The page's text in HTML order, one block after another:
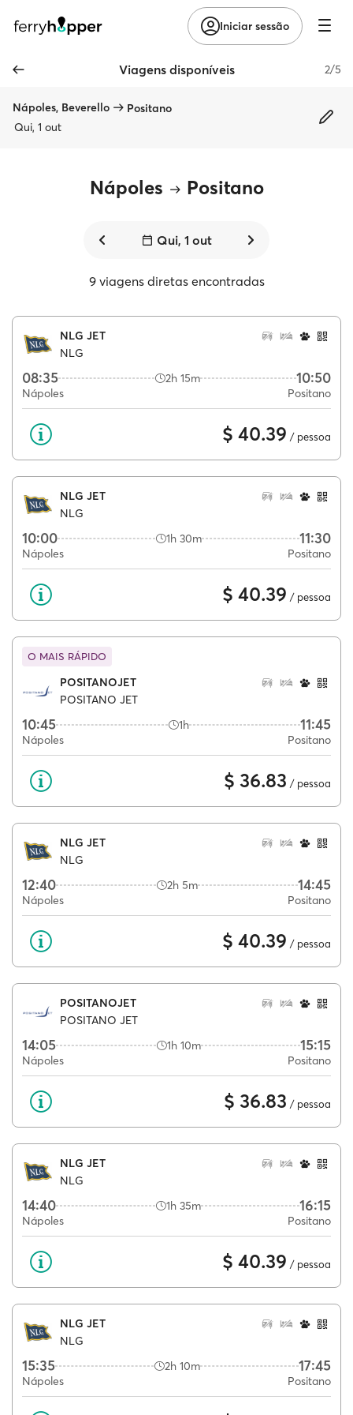
Iniciar sessão
Viagens disponíveis 2/5
Nápoles, Beverello
Positano
Qui, 1 out
Nápoles Positano
Qui, 1 out
9 viagens diretas encontradas
NLG JET
NLG
08:35 2h 15m 10:50
Nápoles Positano
$ 40.39 / pessoa
NLG JET
NLG
10:00 1h 30m 11:30
Nápoles Positano
$ 40.39 / pessoa
O MAIS RÁPIDO
POSITANOJET
POSITANO JET
10:45 1h 11:45
Nápoles Positano
$ 36.83 / pessoa
NLG JET
NLG
12:40 2h 5m 14:45
Nápoles Positano
$ 40.39 / pessoa
POSITANOJET
POSITANO JET
14:05 1h 10m 15:15
Nápoles Positano
$ 36.83 / pessoa
NLG JET
NLG
14:40 1h 35m 16:15
Nápoles Positano
$ 40.39 / pessoa
NLG JET
NLG
15:35 2h 10m 17:45
Nápoles Positano